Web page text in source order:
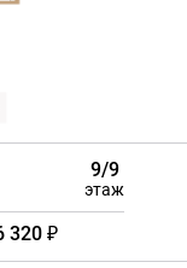
9/9
этаж
320 ₽